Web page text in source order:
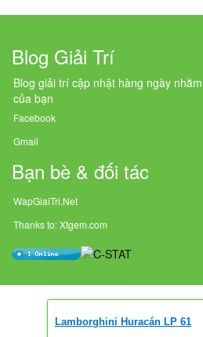
Blog Giải Trí
Blog giải trí cập nhật hàng ngày
của bạn
Facebook
Gmail
Bạn bè & đối tác
WapGiaiTri.Net
Thanks to: Xtgem.com
Lamborghini Huracán LP 61